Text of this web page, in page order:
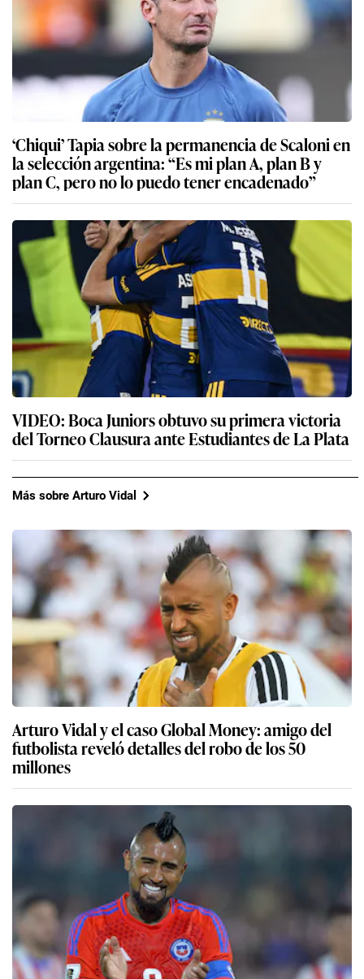
‘Chiqui’ Tapia sobre la permanencia de Scaloni en
la selección argentina: “Es mi plan A, plan B y
plan C, pero no lo puedo tener encadenado”
VIDEO: Boca Juniors obtuvo su primera victoria
del Torneo Clausura ante Estudiantes de La Plata
Más sobre Arturo Vidal
Arturo Vidal y el caso Global Money: amigo del
futbolista reveló detalles del robo de los 50
millones